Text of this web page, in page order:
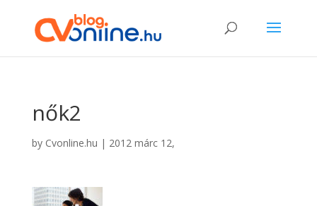
nők2
by Cvonline.hu | 2012 márc 12,